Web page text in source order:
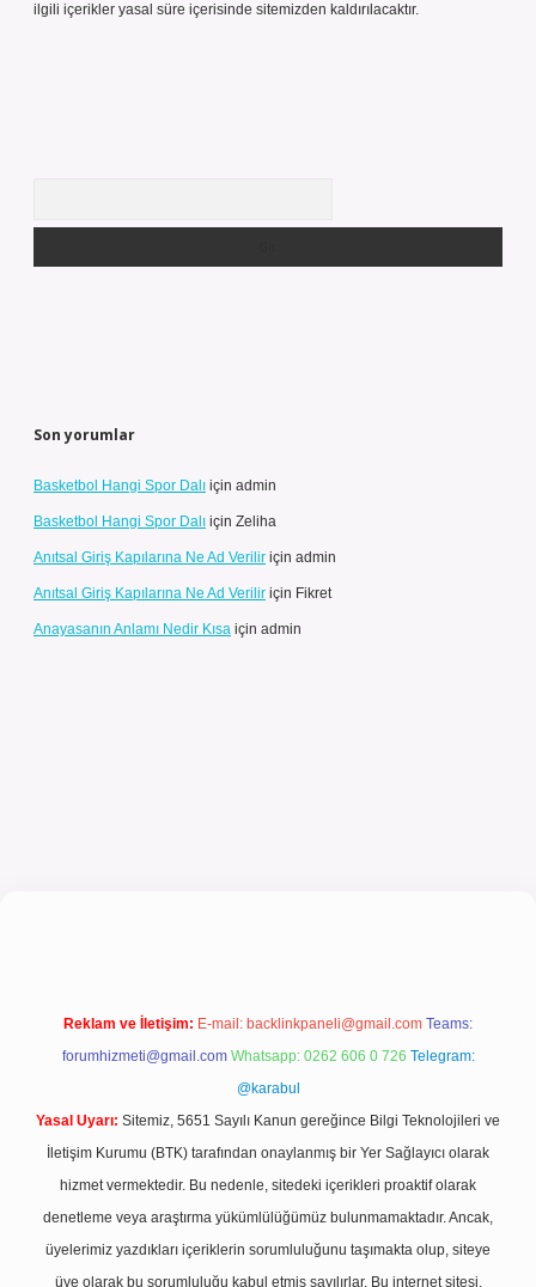
ilgili içerikler yasal süre içerisinde sitemizden kaldırılacaktır.
Son yorumlar
Basketbol Hangi Spor Dalı için admin
Basketbol Hangi Spor Dalı için Zeliha
Anıtsal Giriş Kapılarına Ne Ad Verilir için admin
Anıtsal Giriş Kapılarına Ne Ad Verilir için Fikret
Anayasanın Anlamı Nedir Kısa için admin
Reklam ve İletişim: E-mail: backlinkpaneli@gmail.com Teams:
forumhizmeti@gmail.com Whatsapp: 0262 606 0 726 Telegram:
@karabul
Yasal Uyarı: Sitemiz, 5651 Sayılı Kanun gereğince Bilgi Teknolojileri ve
İletişim Kurumu (BTK) tarafından onaylanmış bir Yer Sağlayıcı olarak
hizmet vermektedir. Bu nedenle, sitedeki içerikleri proaktif olarak
denetleme veya araştırma yükümlülüğümüz bulunmamaktadır. Ancak,
üyelerimiz yazdıkları içeriklerin sorumluluğunu taşımakta olup, siteye
üye olarak bu sorumluluğu kabul etmiş sayılırlar. Bu internet sitesi,